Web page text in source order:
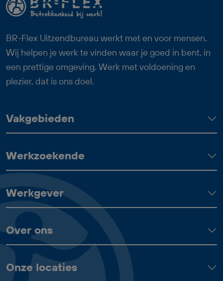
samenkomen? Dan past deze functie als
Logistiek Medewerker Dagdienst goed
bij jou.
BR-Flex Uitzendbureau werkt met en voor mensen.
Wij helpen je werk te vinden waar je goed in bent, in
een prettige omgeving. Werk met voldoening en
plezier, dat is ons doel.
Vakgebieden
Werkzoekende
Werkgever
Over ons
Onze locaties